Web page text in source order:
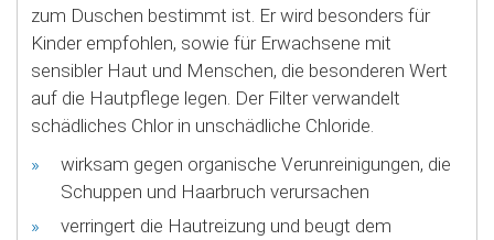
zum Duschen bestimmt ist. Er wird besonders für
Kinder empfohlen, sowie für Erwachsene mit
sensibler Haut und Menschen, die besonderen Wert
auf die Hautpflege legen. Der Filter verwandelt
schädliches Chlor in unschädliche Chloride.
wirksam gegen organische Verunreinigungen, die
Schuppen und Haarbruch verursachen
verringert die Hautreizung und beugt dem